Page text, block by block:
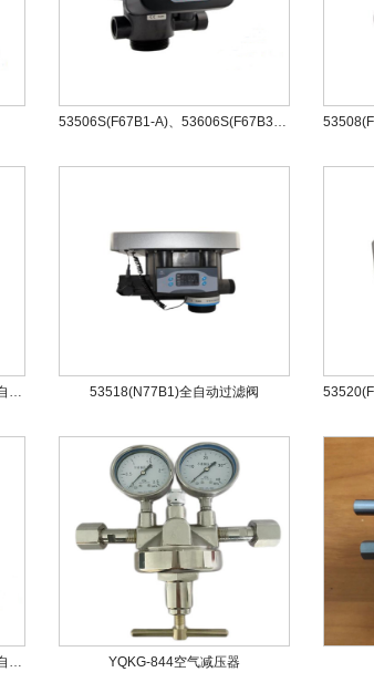
53506S(F67B1-A)、53606S(F67B3-A)全自动过滤阀
53515(F99B1)、53615(F99B3)全自动过滤阀 53518(N77B1)全自动过滤阀
53550(F96B1)、53650(F96B3)全自动过滤阀 YQKG-844空气减压器